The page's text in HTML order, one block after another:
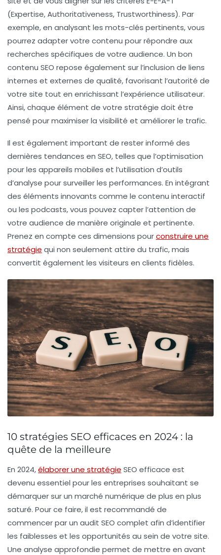
(Expertise, Authoritativeness, Trustworthiness). Par
exemple, en analysant les mots-clés pertinents, vous
pourrez adapter votre contenu pour répondre aux
recherches spécifiques de votre audience. Un bon
contenu SEO repose également sur l’inclusion de liens
internes et externes de qualité, favorisant l’autorité de
votre site tout en enrichissant l’expérience utilisateur.
Ainsi, chaque élément de votre stratégie doit être
pensé pour maximiser la visibilité et améliorer le trafic.
Il est également important de rester informé des
dernières tendances en SEO, telles que l’optimisation
pour les appareils mobiles et l’utilisation d’outils
d’analyse pour surveiller les performances. En intégrant
des éléments innovants comme le contenu interactif
ou les podcasts, vous pouvez capter l’attention de
votre audience de manière originale et pertinente.
Prenez en compte ces dimensions pourconstruire une
stratégie qui non seulement attire du trafic, mais
convertit également les visiteurs en clients fidèles.
10 stratégies SEO efficaces en 2024 : la
quête de la meilleure
En 2024,élaborer une stratégie SEO efficace est
devenu essentiel pour les entreprises souhaitant se
démarquer sur un marché numérique de plus en plus
saturé. Pour ce faire, il est recommandé de
commencer par un audit SEO complet afin d’identifier
les faiblesses et les opportunités au sein de votre site.
Une analyse approfondie permet de mettre en avant